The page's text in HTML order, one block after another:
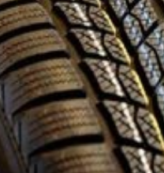
فوری بی دردسر بدون ضامن
تسهیلات سریع و کم‌بهره |
آسان